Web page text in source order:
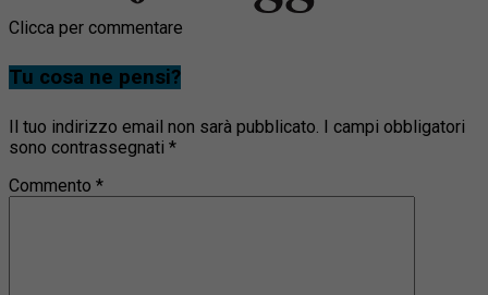
Clicca per commentare
Tu cosa ne pensi?
Il tuo indirizzo email non sarà pubblicato. I campi obbligatori
sono contrassegnati *
Commento *